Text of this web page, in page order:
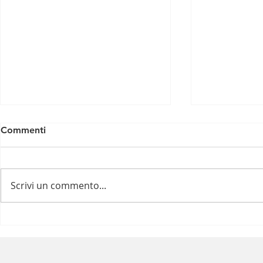
Commenti
Scrivi un commento...